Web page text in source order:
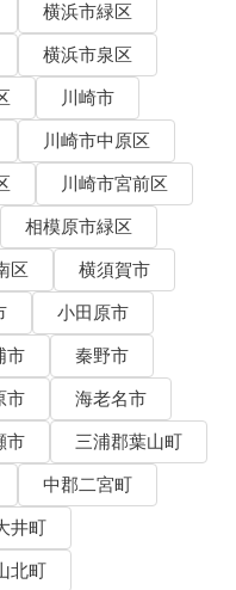
横浜市緑区
横浜市泉区
川崎市
川崎市中原区
川崎市宮前区
相模原市緑区
区
横須賀市
小田原市
市
秦野市
市
海老名市
市
三浦郡葉山町
中郡二宮町
井町
北町